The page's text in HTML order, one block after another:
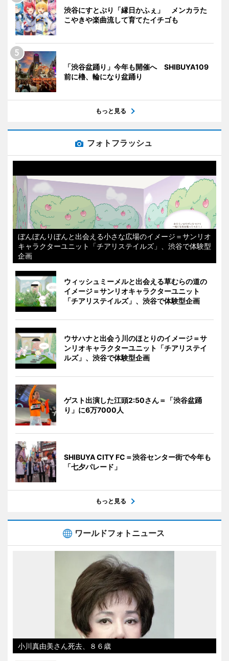
渋谷にすとぷり「縁日かふぇ」 メンカラた
こやきや楽曲流して育てたイチゴも
「渋谷盆踊り」今年も開催へ SHIBUYA109
前に櫓、輪になり盆踊り
もっと見る
フォトフラッシュ
ぼんぼんりぼんと出会える小さな広場のイメージ＝サンリオ
キャラクターユニット「チアリステイルズ」、渋谷で体験型
企画
ウィッシュミーメルと出会える草むらの道の
イメージ＝サンリオキャラクターユニット
「チアリステイルズ」、渋谷で体験型企画
ウサハナと出会う川のほとりのイメージ＝サ
ンリオキャラクターユニット「チアリステイ
ルズ」、渋谷で体験型企画
ゲスト出演した江頭2:50さん＝「渋谷盆踊
り」に6万7000人
SHIBUYA CITY FC＝渋谷センター街で今年も
「七夕パレード」
もっと見る
ワールドフォトニュース
小川真由美さん死去、８６歳